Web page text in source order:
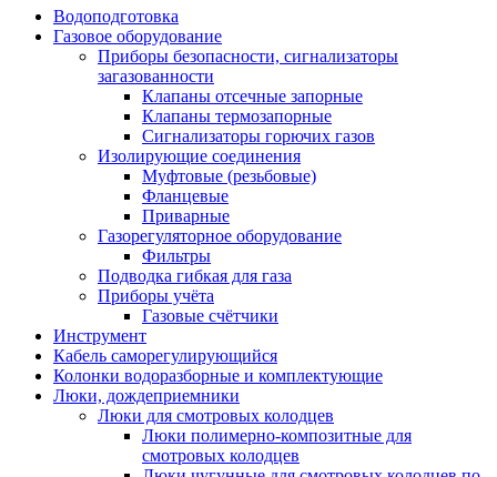
Водоподготовка
Газовое оборудование
Приборы безопасности, сигнализаторы
загазованности
Клапаны отсечные запорные
Клапаны термозапорные
Сигнализаторы горючих газов
Изолирующие соединения
Муфтовые (резьбовые)
Фланцевые
Приварные
Газорегуляторное оборудование
Фильтры
Подводка гибкая для газа
Приборы учёта
Газовые счётчики
Инструмент
Кабель саморегулирующийся
Колонки водоразборные и комплектующие
Люки, дождеприемники
Люки для смотровых колодцев
Люки полимерно-композитные для
смотровых колодцев